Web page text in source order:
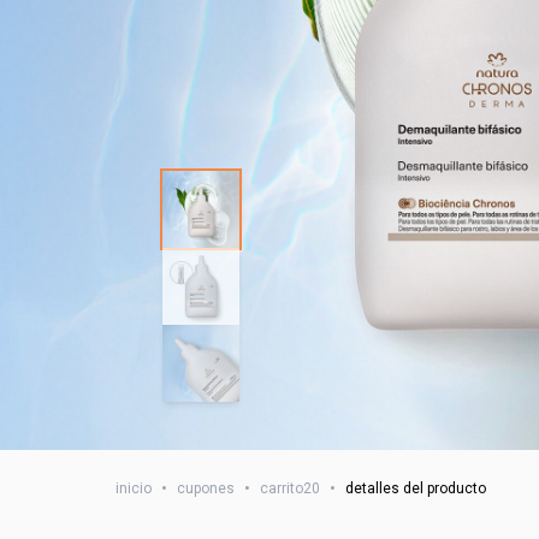
inicio • cupones • carrito20 • detalles del producto